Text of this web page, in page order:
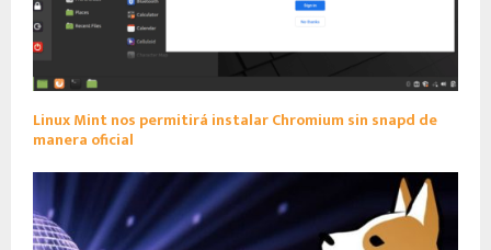
Linux Mint nos permitirá instalar Chromium sin snapd de
manera oficial